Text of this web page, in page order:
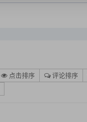
点击排序 评论排序